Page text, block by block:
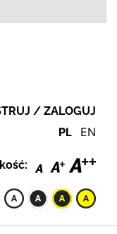
/ ZALOGUJ
PL EN